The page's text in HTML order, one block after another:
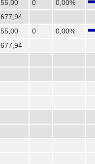
55,00 0
0,00%
677,94
55,00 0
0,00%
677,94